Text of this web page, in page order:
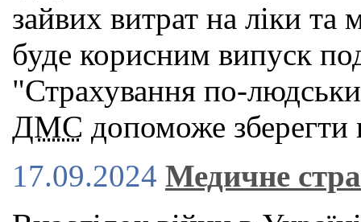
зайвих витрат на ліки та
буде корисним випуск
"Страхування по-
ДМС допоможе зберегти
17.09.2024 Медичне